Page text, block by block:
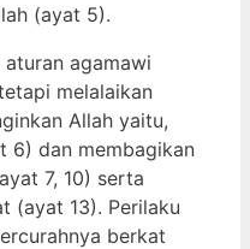
(ayat 5).
agamawi
melalaikan
Allah yaitu,
6) dan membagikan
7, 10) serta
(ayat 13). Perilaku
berkat